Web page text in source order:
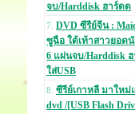
จบ/Harddisk ฮาร์ดด
7. DVD ซีรีย์จีน :
ซูฉือ ใต้เท้าสาวยอดนั
6 แผ่นจบ/Harddisk
ใส่USB
8. ซีรีย์เกาหลี มาให
dvd /[USB Flash